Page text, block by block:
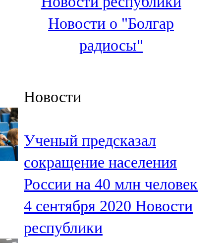
106,6 FM
Кадыбаш
105,2 FM
91,5 FM
106,1 FM
Кама тамагы
71,51 FM
Кукмара
107,9 FM
Новости о "Болгар
радиосы"
Новости
Ученый предсказал
сокращение населения
России на 40 млн человек
4 сентября 2020 Новости
республики